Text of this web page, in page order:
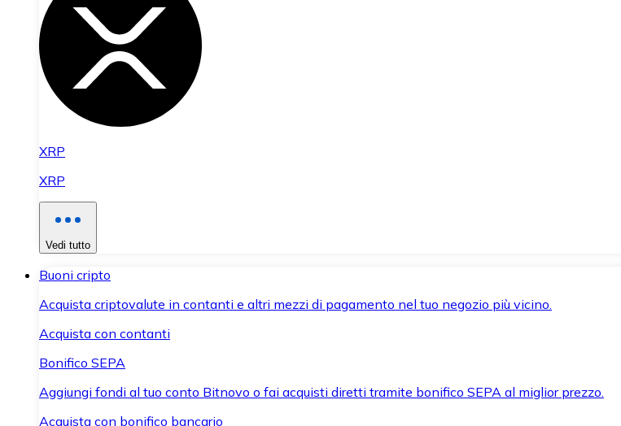
XRP
XRP
Vedi tutto
Buoni cripto
Acquista criptovalute in contanti e altri mezzi di pagamento nel tuo negozio più vicino.
Acquista con contanti
Bonifico SEPA
Aggiungi fondi al tuo conto Bitnovo o fai acquisti diretti tramite bonifico SEPA al miglior prezzo.
Acquista con bonifico bancario